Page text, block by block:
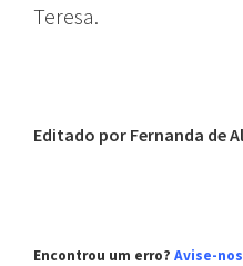
Teresa.
Editado por Fernanda de
Encontrou um erro? Avise-nos